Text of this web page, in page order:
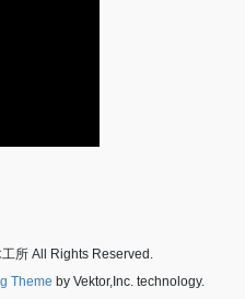
所 All Rights Reserved.
Theme by Vektor,Inc. technology.